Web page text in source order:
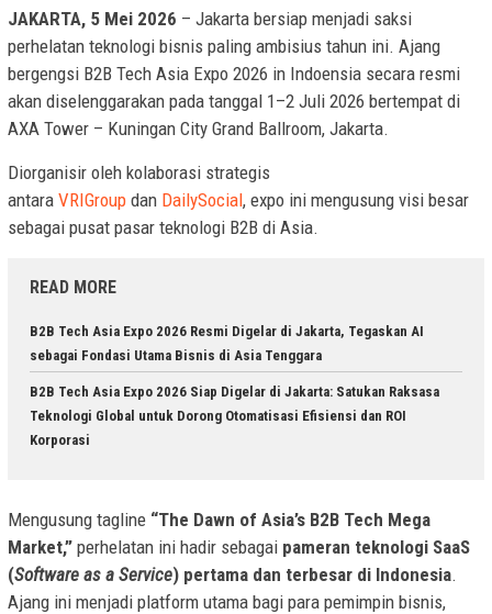
JAKARTA, 5 Mei 2026 – Jakarta bersiap menjadi saksi
perhelatan teknologi bisnis paling ambisius tahun ini. Ajang
bergengsi B2B Tech Asia Expo 2026 in Indoensia secara resmi
akan diselenggarakan pada tanggal 1–2 Juli 2026 bertempat di
AXA Tower – Kuningan City Grand Ballroom, Jakarta.
Diorganisir oleh kolaborasi strategis
antara VRIGroup dan DailySocial, expo ini mengusung visi besar
sebagai pusat pasar teknologi B2B di Asia.
READ MORE
B2B Tech Asia Expo 2026 Resmi Digelar di Jakarta, Tegaskan AI
sebagai Fondasi Utama Bisnis di Asia Tenggara
B2B Tech Asia Expo 2026 Siap Digelar di Jakarta: Satukan Raksasa
Teknologi Global untuk Dorong Otomatisasi Efisiensi dan ROI
Korporasi
Mengusung tagline “The Dawn of Asia’s B2B Tech Mega
Market,” perhelatan ini hadir sebagai pameran teknologi SaaS
(Software as a Service) pertama dan terbesar di Indonesia.
Ajang ini menjadi platform utama bagi para pemimpin bisnis,